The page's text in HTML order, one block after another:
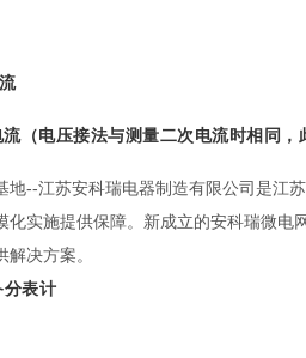
（电压接法与测量二次电流时相同，
地--江苏安科瑞电器制造有限公司是江
化实施提供保障。新成立的安科瑞微
决方案。
分表计